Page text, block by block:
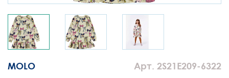
Арт. 2S21E209-6322
MOLO